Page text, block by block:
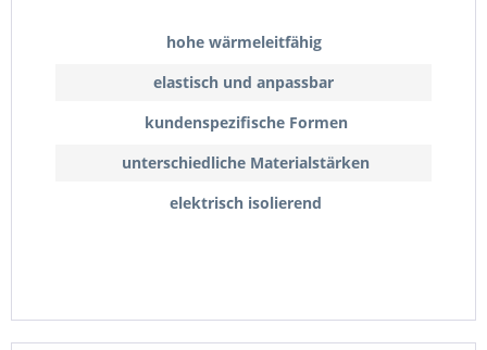
hohe wärmeleitfähig
elastisch und anpassbar
kundenspezifische Formen
unterschiedliche Materialstärken
elektrisch isolierend